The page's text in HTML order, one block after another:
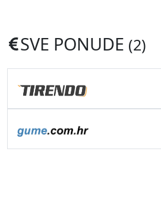
SVE PONUDE (2)